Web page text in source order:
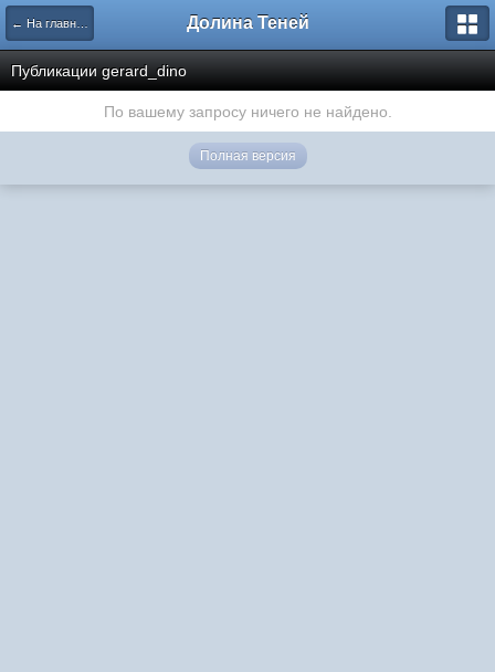
← На главную Долина Теней
Публикации gerard_dino
По вашему запросу ничего не найдено.
Полная версия